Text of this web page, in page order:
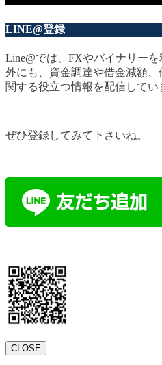
LINE@登録
Line@では、FXやバイナリー
外にも、資金調達や借金減額
関する役立つ情報を配信してい
ぜひ登録してみて下さいね。
CLOSE